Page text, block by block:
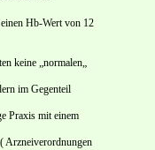
Hb-Wert von 12
keine „normalen„
im Gegenteil
Praxis mit einem
Arzneiverordnungen